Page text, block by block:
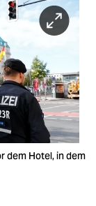
dem Hotel, in dem